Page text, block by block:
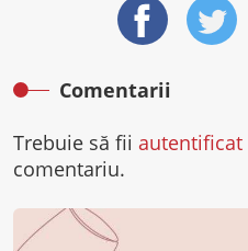
Comentarii
Trebuie să fii autentificat
comentariu.